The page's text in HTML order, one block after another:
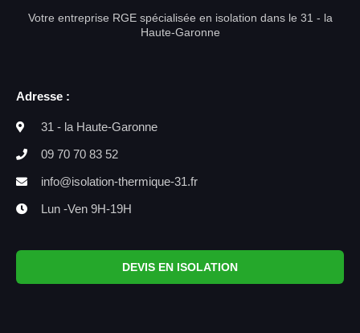
Votre entreprise RGE spécialisée en isolation dans le 31 - la
Haute-Garonne
Adresse :
31 - la Haute-Garonne
09 70 70 83 52
info@isolation-thermique-31.fr
Lun -Ven 9H-19H
DEVIS EN ISOLATION